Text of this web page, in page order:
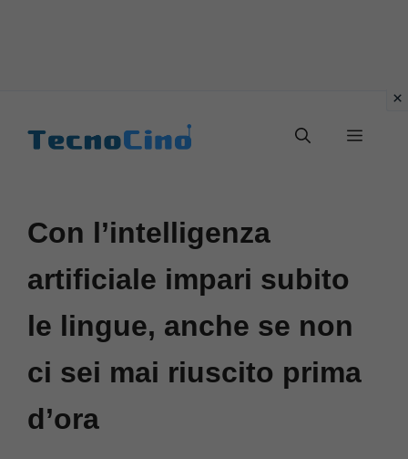
Menu
Con l’intelligenza
artificiale impari subito
le lingue, anche se non
ci sei mai riuscito prima
d’ora